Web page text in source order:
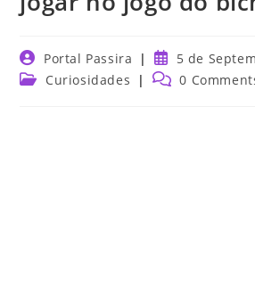
Post
author:
Portal Passira
Post
published:
5 de
Post Curiosidades
Post 0